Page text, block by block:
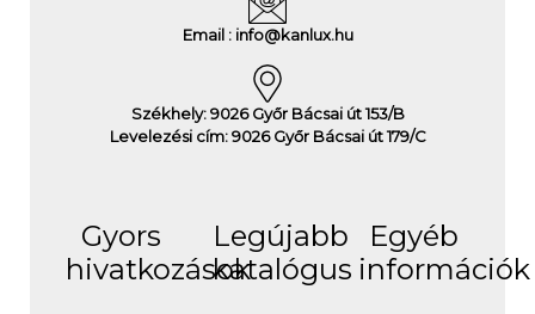
Email : info@kanlux.hu
Székhely: 9026 Győr Bácsai út 153/B
Levelezési cím: 9026 Győr Bácsai út 179/C
Gyors
hivatkozások
Legújabb
katalógus
Egyéb
információk